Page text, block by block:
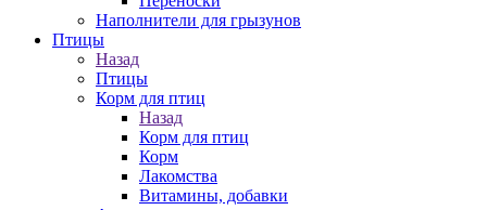
Наполнители для грызунов
Птицы
Назад
Птицы
Корм для птиц
Назад
Корм для птиц
Корм
Лакомства
Витамины, добавки